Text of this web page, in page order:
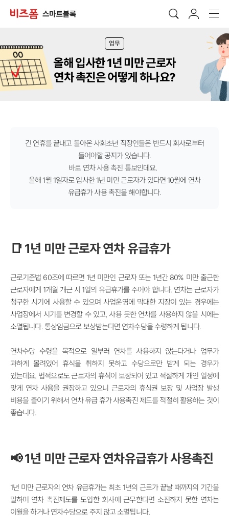
업무
올해 입사한 1년 미만 근로자
연차 촉진은 어떻게 하나요?
긴 연휴를 끝내고 돌아온 사회초년 직장인들은 반드시 회사로부터
들어야할 공지가 있습니다.
바로 연차 사용 촉진 통보인데요.
올해 1월 1일자로 입사한 1년 미만 근로자가 있다면 10월에 연차
유급휴가 사용 촉진을 해야합니다.
📑 1년 미만 근로자 연차 유급휴가
근로기준법 60조에 따르면 1년 미만인 근로자 또는 1년간 80% 미만 출근한
근로자에게 1개월 개근 시 1일의 유급휴가를 주어야 합니다. 연차는 근로자가
청구한 시기에 사용할 수 있으며 사업운영에 막대한 지장이 있는 경우에는
사업장에서 시기를 변경할 수 있고, 사용 못한 연차를 사용하지 않을 시에는
소멸됩니다. 통상임금으로 보상받는다면 연차수당을 수령하게 됩니다.
연차수당 수령을 목적으로 일부러 연차를 사용하지 않는다거나 업무가
과하게 몰려있어 휴식을 취하지 못하고 수당으로만 받게 되는 경우가
있는데요. 법적으로도 근로자의 휴식이 보장되어 있고 적절하게 개인 일정에
맞게 연차 사용을 권장하고 있으니 근로자의 휴식권 보장 및 사업장 발생
비용을 줄이기 위해서 연차 유급 휴가 사용촉진 제도를 적절히 활용하는 것이
좋습니다.
📢 1년 미만 근로자 연차유급휴가 사용촉진
1년 미만 근로자의 연차 유급휴가는 최초 1년의 근로가 끝날 때까지의 기간을
말하며 연차 촉진제도를 도입한 회사에 근무한다면 소진하지 못한 연차는
이월을 하거나 연차수당으로 주지 않고 소멸됩니다.